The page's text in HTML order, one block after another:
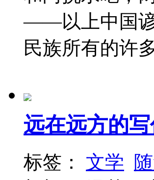
——以上中国
民族所有的许
远在远方的
标签： 文学